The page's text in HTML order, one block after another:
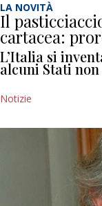
LA NOVITÀ
Il
cartacea:
L’Italia si
alcuni Stati
Notizie